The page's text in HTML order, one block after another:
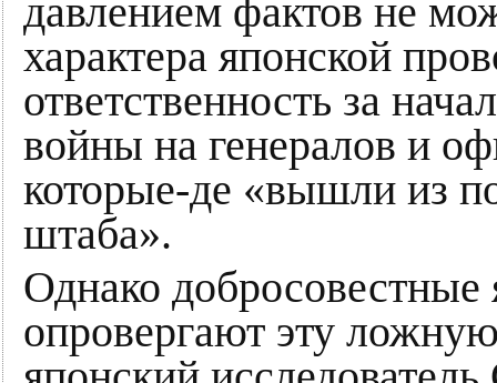
давлением фактов не
характера японской
ответственность за
войны на генералов и
которые-де «вышли из
штаба».
Однако добросовестные
опровергают эту